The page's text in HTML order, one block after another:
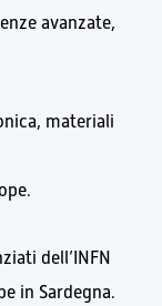
avanzate,
materiali
dell’INFN
in Sardegna.